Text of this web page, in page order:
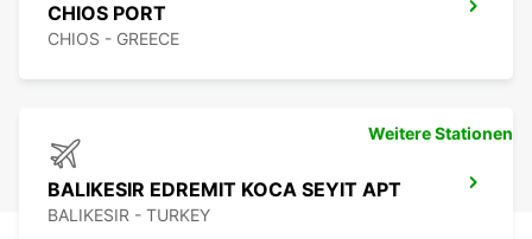
CHIOS PORT
CHIOS - GREECE
BALIKESIR EDREMIT KOCA SEYIT APT
BALIKESIR - TURKEY
Weitere Stationen